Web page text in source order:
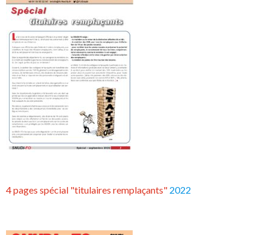
4 pages spécial "titulaires remplaçants" 2022